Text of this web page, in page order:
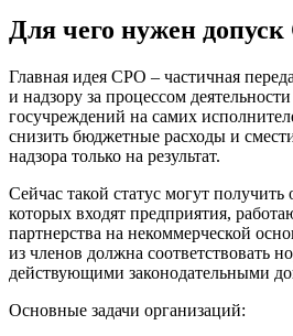
Для чего нужен
Главная идея СРО – частичная
и надзору за процессом
госучреждений на самих
снизить бюджетные расходы и
надзора только на результат.
Сейчас такой статус могут получить
которых входят предприятия,
партнерства на некоммерческой
из членов должна соответствовать
действующими законодательными
Основные задачи организаций: